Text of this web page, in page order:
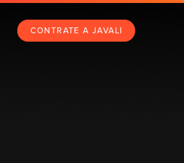
CONTRATE A JAVALI